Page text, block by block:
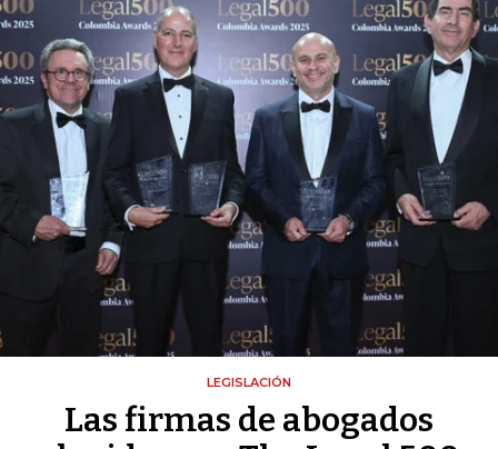
LEGISLACIÓN
Las firmas de abogados